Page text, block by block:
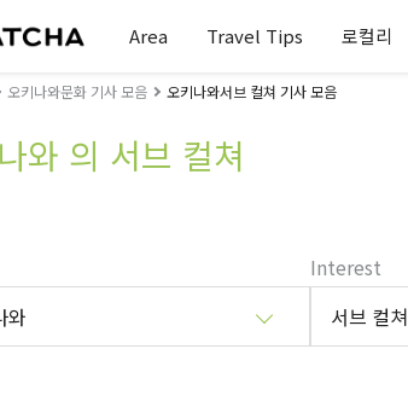
Area Travel Tips 로컬리
오키나와문화 기사 모음 오키나와서브 컬쳐 기사 모음
와 의 서브 컬쳐
와
Interest
서브 컬쳐